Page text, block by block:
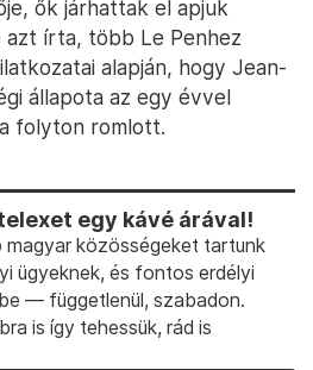
ők járhattak el apjuk
azt írta, több Le Penhez
alapján, hogy Jean-
állapota az egy évvel
folyton romlott.
egy kávé árával!
magyar közösségeket tartunk
ügyeknek, és fontos erdélyi
— függetlenül, szabadon.
is így tehessük, rád is